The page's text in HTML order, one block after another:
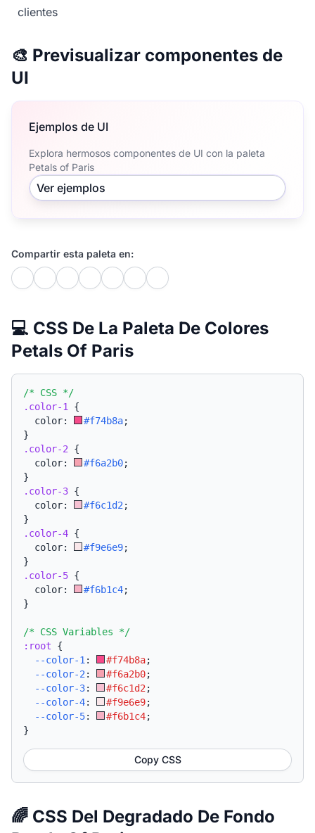
clientes
🎨 Previsualizar componentes de
UI
Ejemplos de UI
Explora hermosos componentes de UI con la paleta
Petals of Paris
Ver ejemplos
Compartir esta paleta en:
💻 CSS De La Paleta De Colores
Petals Of Paris
/* CSS */
.color-1
{
  color:
#f74b8a;
}
.color-2 {
  color:
#f6a2b0;
}
.color-3 {
  color:
#f6c1d2 ;
}
.color-4 {
  color:
#f9e6e9;
}
.color-5 {
  color:
#f6b1c4;
}
/* CSS Variables */
:root {
--color-1 : #f74b8a;
--color-2 : #f6a2b0;
--color-3: #f6c1d2 ;
--color-4: #f9e6e9;
--color-5: #f6b1c4;
}
Copy CSS
🌈 CSS Del Degradado De Fondo